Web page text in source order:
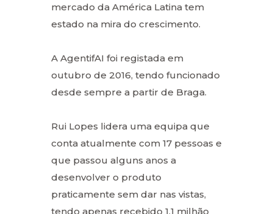
mercado da América Latina tem
estado na mira do crescimento.
A AgentifAI foi registada em
outubro de 2016, tendo funcionado
desde sempre a partir de Braga.
Rui Lopes lidera uma equipa que
conta atualmente com 17 pessoas e
que passou alguns anos a
desenvolver o produto
praticamente sem dar nas vistas,
tendo apenas recebido 1,1 milhão